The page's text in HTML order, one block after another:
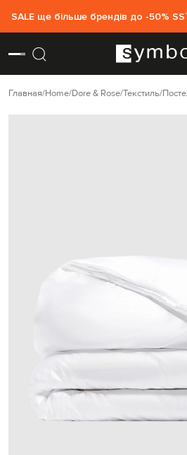
SALE ще більше брендів до -50%
Главная Home Dore & Rose Текстиль